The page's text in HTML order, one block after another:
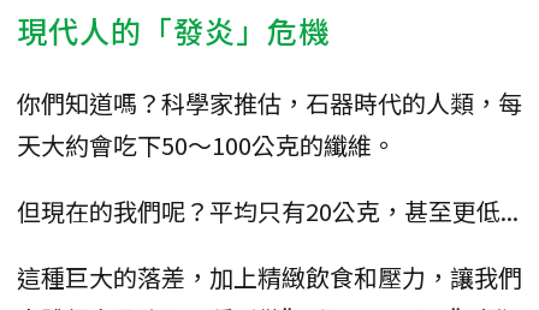
現代人的「發炎」危機
你們知道嗎？科學家推估，石器時代的人類，每
天大約會吃下50～100公克的纖維。
但現在的我們呢？平均只有20公克，甚至更低...
這種巨大的落差，加上精緻飲食和壓力，讓我們